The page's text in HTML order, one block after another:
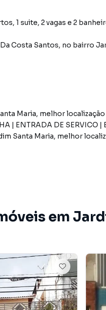
1 suite, 2 vagas e 2
Costa Santos, no bairro
Maria, melhor
| ENTRADA DE SERVICO
Santa Maria, melhor
mais opções de
para venda ou
para encontrar o
totalmente online, com
ou alugar um imóvel em
direto do seu
em